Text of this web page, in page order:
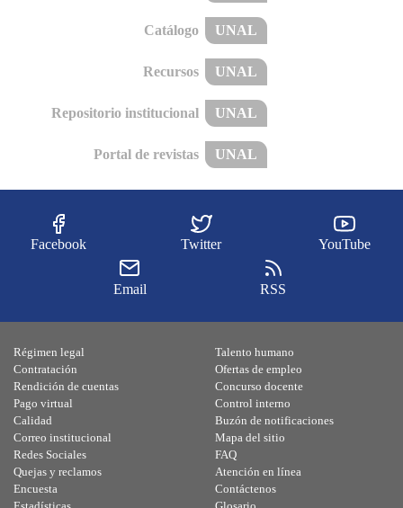
Catálogo UNAL
Recursos UNAL
Repositorio institucional UNAL
Portal de revistas UNAL
Facebook Twitter YouTube
Email RSS
Régimen legal
Contratación
Rendición de cuentas
Pago virtual
Calidad
Talento humano
Ofertas de empleo
Concurso docente
Control interno
Buzón de notificaciones
Correo institucional
Redes Sociales
Quejas y reclamos
Encuesta
Mapa del sitio
FAQ
Atención en línea
Contáctenos